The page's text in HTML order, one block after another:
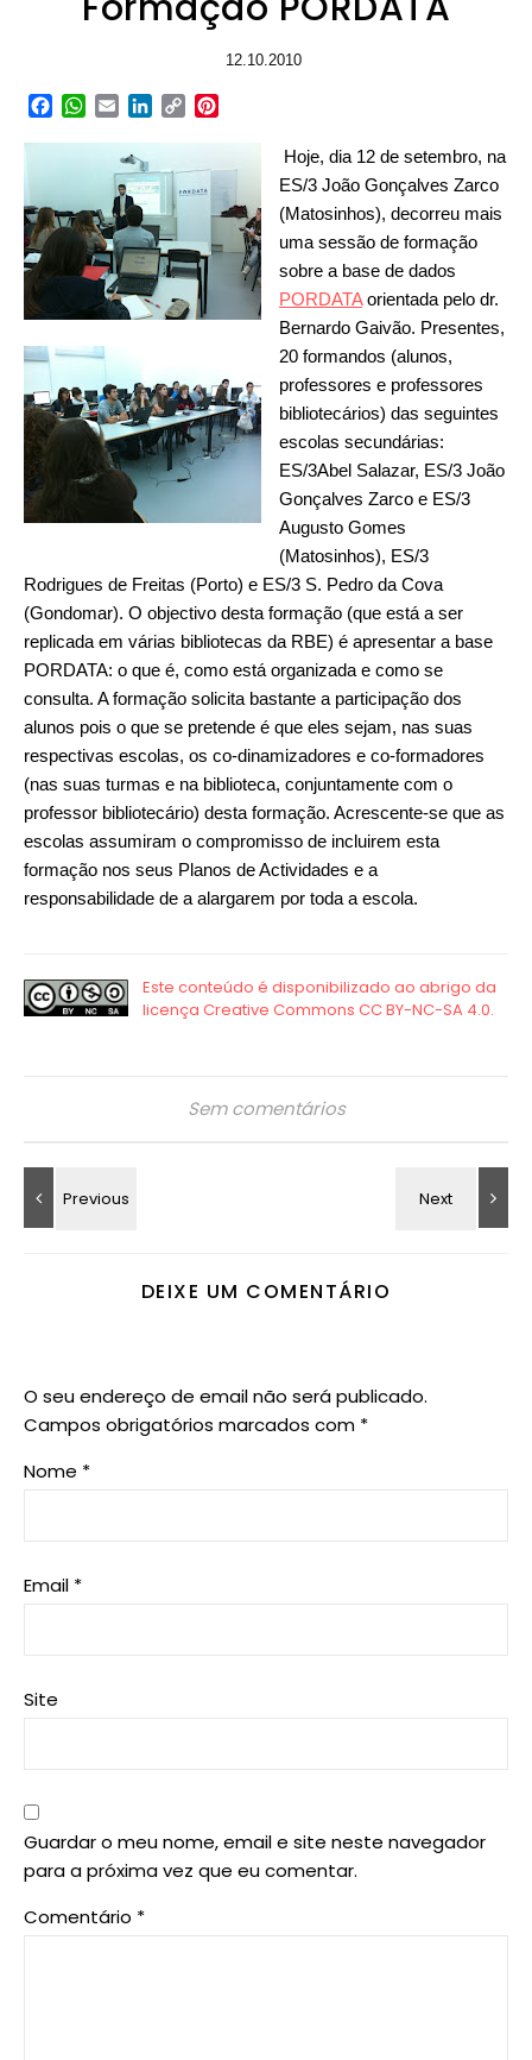
12.10.2010
Facebook
WhatsApp
EmailLinkedIn
Copy
Hoje, dia 12 de setembro, na
ES/3 João Gonçalves Zarco
(Matosinhos), decorreu mais
uma sessão de formação
sobre a base de dados
PORDATAorientada pelo dr.
Bernardo Gaivão. Presentes,
20 formandos (alunos,
professores e professores
bibliotecários) das seguintes
escolas secundárias:
ES/3Abel Salazar, ES/3 João
Gonçalves Zarco e ES/3
Augusto Gomes
(Matosinhos), ES/3
Rodrigues de Freitas (Porto) e ES/3 S. Pedro da Cova
(Gondomar). O objectivo desta formação (que está a ser
replicada em várias bibliotecas da RBE) é apresentar a base
PORDATA: o que é, como está organizada e como se
consulta. A formação solicita bastante a participação dos
alunos pois o que se pretende é que eles sejam, nas suas
respectivas escolas, os co-dinamizadores e co-formadores
(nas suas turmas e na biblioteca, conjuntamente com o
professor bibliotecário) desta formação. Acrescente-se que as
escolas assumiram o compromisso de incluirem esta
formação nos seus Planos de Actividades e a
responsabilidade de a alargarem por toda a escola.
Sem comentários
DEIXE UM COMENTÁRIO
O seu endereço de email não será publicado.
Campos obrigatórios marcados com *
Nome *
Email *
Site
Guardar o meu nome, email e site neste navegador
para a próxima vez que eu comentar.
Comentário *